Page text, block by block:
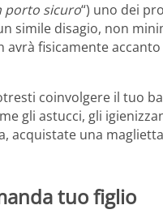
porto sicuro“) uno dei
simile disagio, non
fisicamente
coinvolgere il tuo
gli astucci, gli
acquistate una
tuo figlio